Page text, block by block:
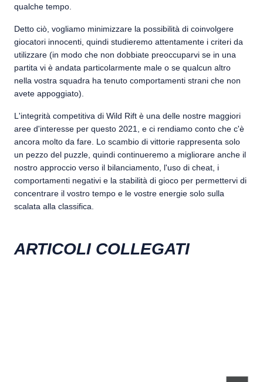
qualche tempo.
Detto ciò, vogliamo minimizzare la possibilità di coinvolgere
giocatori innocenti, quindi studieremo attentamente i criteri da
utilizzare (in modo che non dobbiate preoccuparvi se in una
partita vi è andata particolarmente male o se qualcun altro
nella vostra squadra ha tenuto comportamenti strani che non
avete appoggiato).
L'integrità competitiva di Wild Rift è una delle nostre maggiori
aree d'interesse per questo 2021, e ci rendiamo conto che c'è
ancora molto da fare. Lo scambio di vittorie rappresenta solo
un pezzo del puzzle, quindi continueremo a migliorare anche il
nostro approccio verso il bilanciamento, l'uso di cheat, i
comportamenti negativi e la stabilità di gioco per permettervi di
concentrare il vostro tempo e le vostre energie solo sulla
scalata alla classifica.
ARTICOLI COLLEGATI